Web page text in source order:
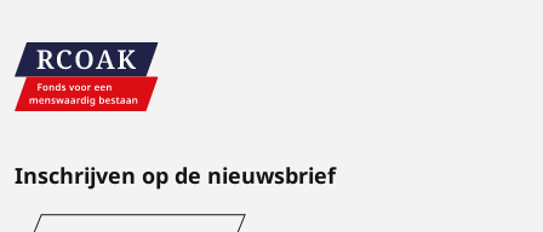
Inschrijven op de nieuwsbrief